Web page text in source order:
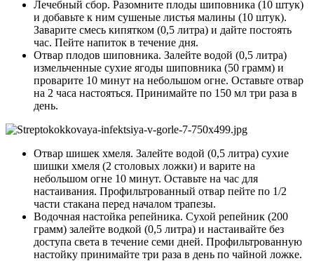
Лечебный сбор. Разомните плоды шиповника (10 штук)
и добавьте к ним сушеные листья малины (10 штук).
Заварите смесь кипятком (0,5 литра) и дайте постоять
час. Пейте напиток в течение дня.
Отвар плодов шиповника. Залейте водой (0,5 литра)
измельченные сухие ягоды шиповника (50 грамм) и
проварите 10 минут на небольшом огне. Оставьте отвар
на 2 часа настояться. Принимайте по 150 мл три раза в
день.
Отвар шишек хмеля. Залейте водой (0,5 литра) сухие
шишки хмеля (2 столовых ложки) и варите на
небольшом огне 10 минут. Оставьте на час для
настаивания. Профильтрованный отвар пейте по 1/2
части стакана перед началом трапезы.
Водочная настойка репейника. Сухой репейник (200
грамм) залейте водкой (0,5 литра) и настаивайте без
доступа света в течение семи дней. Профильтрованную
настойку принимайте три раза в день по чайной ложке.